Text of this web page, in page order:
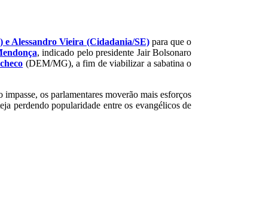
e Alessandro Vieira (Cidadania/SE)para que o
, indicado pelo presidente Jair Bolsonaro
(DEM/MG), a fim de viabilizar a sabatina o
os parlamentares moverão mais esforços
perdendo popularidade entre os evangélicos de